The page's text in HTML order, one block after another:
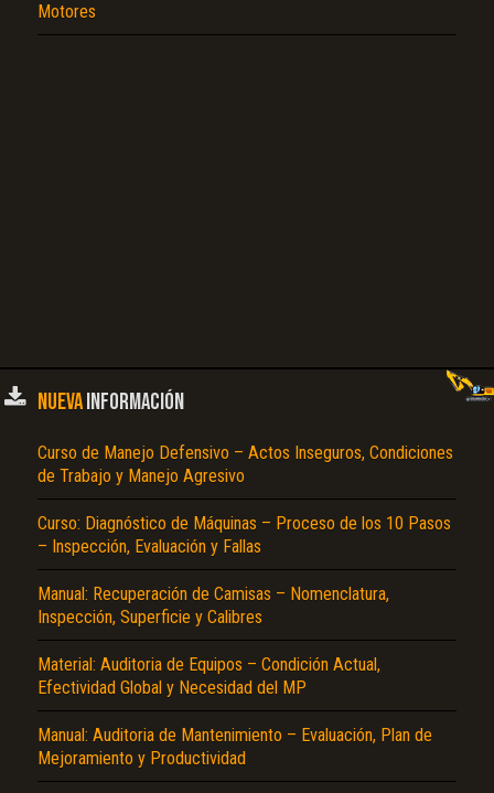
Motores
NUEVAINFORMACIÓN
Curso de Manejo Defensivo – Actos Inseguros, Condiciones
de Trabajo y Manejo Agresivo
Curso: Diagnóstico de Máquinas – Proceso de los 10 Pasos
– Inspección, Evaluación y Fallas
Manual: Recuperación de Camisas – Nomenclatura,
Inspección, Superficie y Calibres
Material: Auditoria de Equipos – Condición Actual,
Efectividad Global y Necesidad del MP
Manual: Auditoria de Mantenimiento – Evaluación, Plan de
Mejoramiento y Productividad
Reportar otro tipo de error...